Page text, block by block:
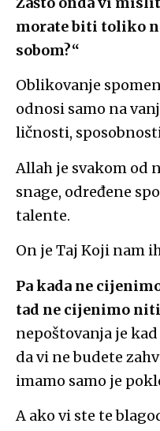
morate biti toliko
sobom?“
Oblikovanje
odnosi samo na
ličnosti,
Allah je svakom od
snage, određene
talente.
On je Taj Koji nam
Pa kada ne
tad ne cijenimo niti
nepoštovanja je
da vi ne budete
imamo samo je
A ako vi ste te